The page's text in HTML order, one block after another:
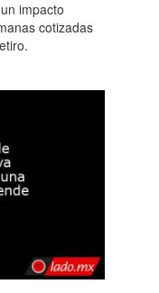
impacto
cotizadas